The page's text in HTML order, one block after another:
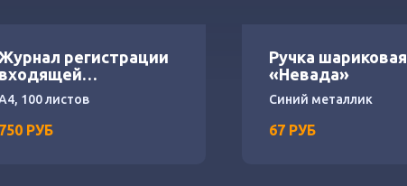
регистрации
входящей
корреспонденции
100 листов
750 РУБ
Ручка шариковая
«Невада»
Синий металлик
67 РУБ